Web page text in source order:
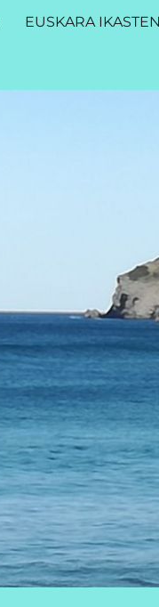
EUSKARA